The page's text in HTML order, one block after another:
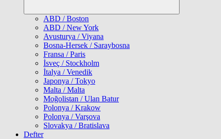
ABD / Boston
ABD / New York
Avusturya / Viyana
Bosna-Hersek / Saraybosna
Fransa / Paris
İsveç / Stockholm
İtalya / Venedik
Japonya / Tokyo
Malta / Malta
Moğolistan / Ulan Batur
Polonya / Krakow
Polonya / Varşova
Slovakya / Bratislava
Defter